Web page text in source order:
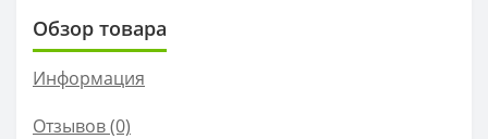
Обзор товара
Информация
Отзывов (0)